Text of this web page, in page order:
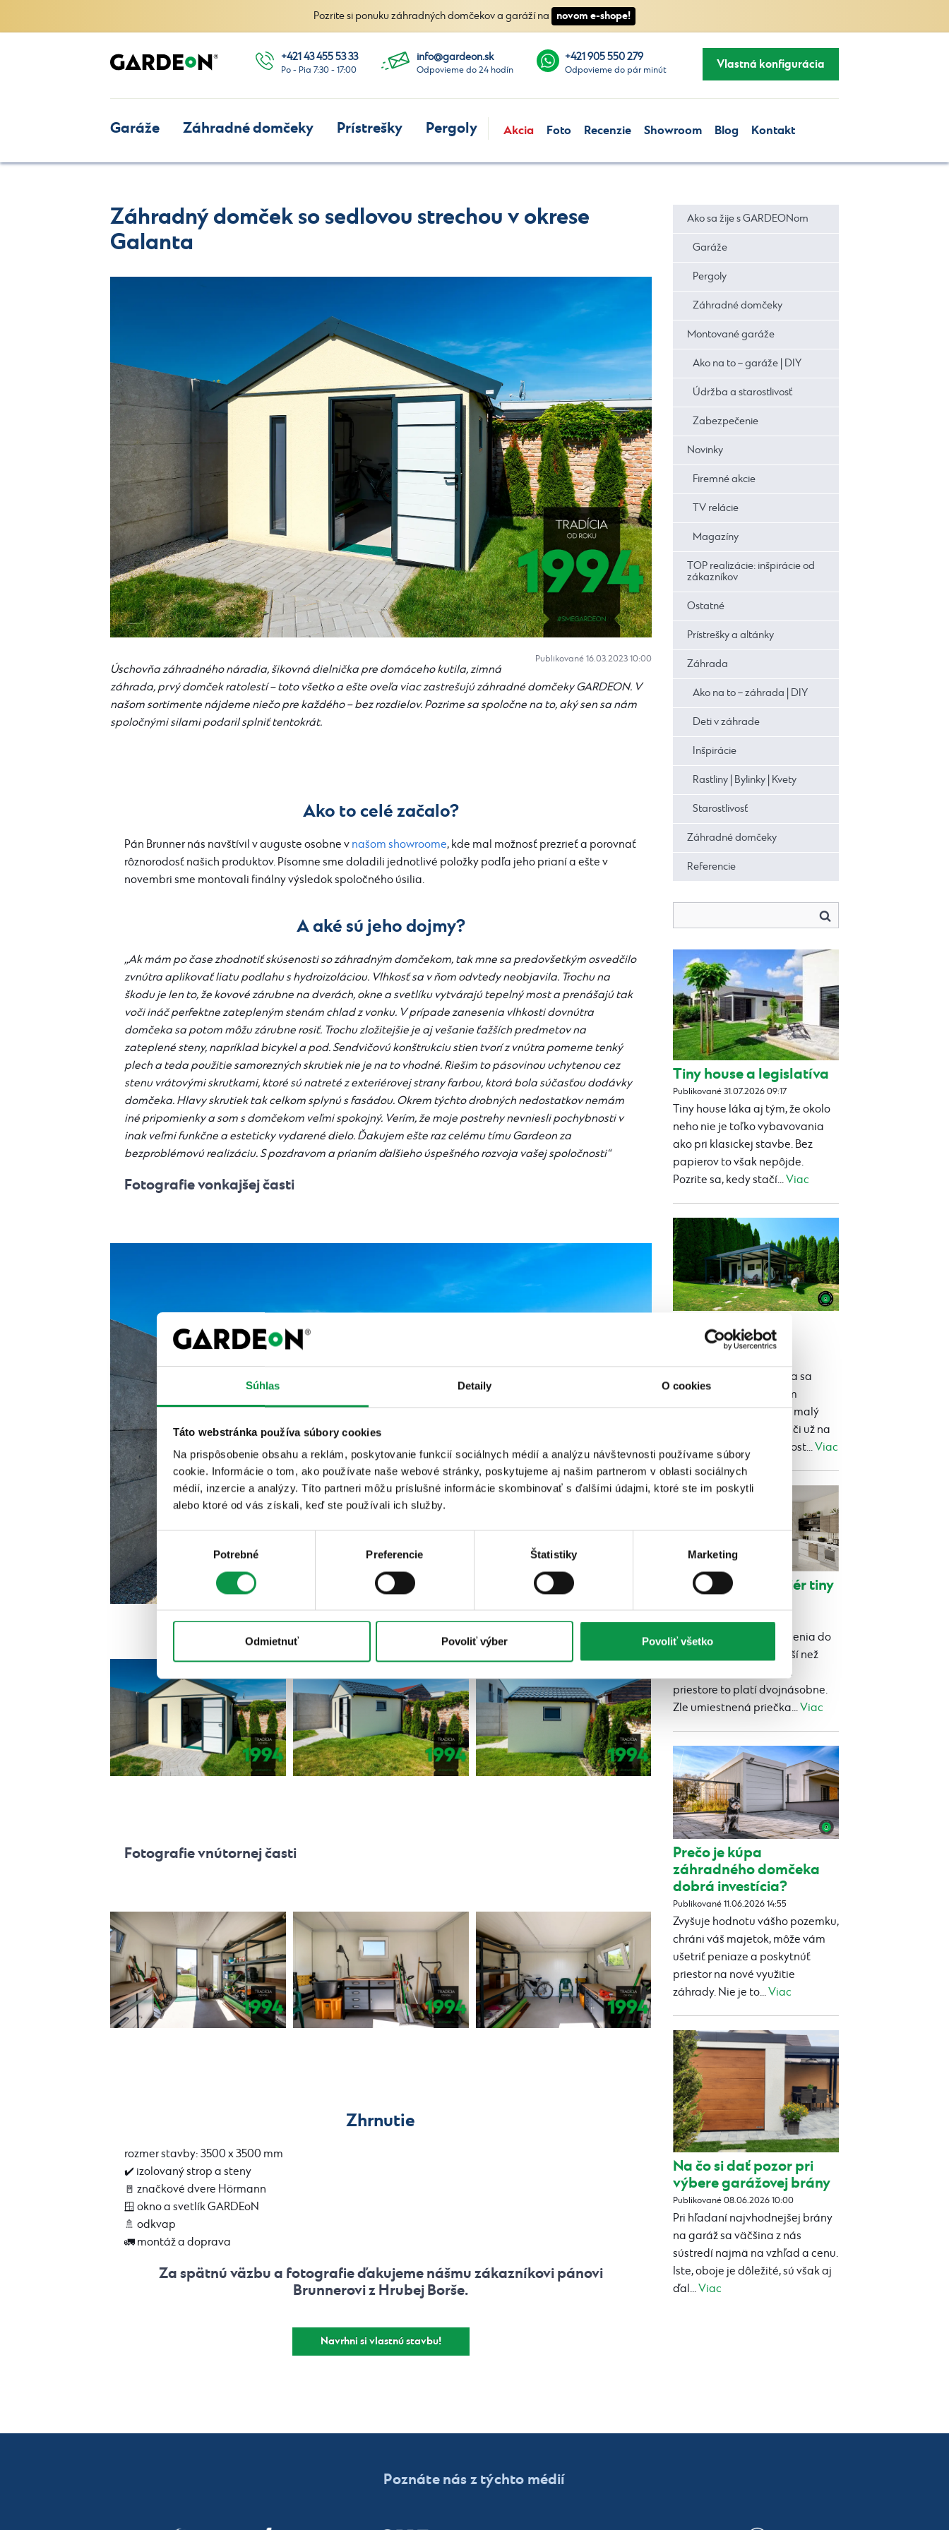
Súhlas Detaily O cookies
Táto webstránka používa súbory cookies
Na prispôsobenie obsahu a reklám, poskytovanie funkcií sociálnych médií a analýzu návštevnosti používame súbory
cookie. Informácie o tom, ako používate naše webové stránky, poskytujeme aj našim partnerom v oblasti sociálnych
médií, inzercie a analýzy. Títo partneri môžu príslušné informácie skombinovať s ďalšími údajmi, ktoré ste im poskytli
alebo ktoré od vás získali, keď ste používali ich služby.
súhlasu
Potrebné Preferencie Štatistiky Marketing
Odmietnuť Povoliť výber Povoliť všetko
Pozrite si ponuku záhradných domčekov a garáží na novom e-shope!
Vlastná konfigurácia
+421 43 455 53 33
Po - Pia 7:30 - 17:00
info@gardeon.sk
Odpovieme do 24 hodín
+421 905 550 279
Odpovieme do pár minút
Garáže Záhradné domčeky Prístrešky Pergoly Akcia Foto Recenzie Showroom Blog Kontakt
Záhradný domček so sedlovou strechou v okrese
Galanta
Publikované 16.03.2023 10:00
Úschovňa záhradného náradia, šikovná dielnička pre domáceho kutila, zimná
záhrada, prvý domček ratolestí – toto všetko a ešte oveľa viac zastrešujú záhradné domčeky GARDEON. V
našom sortimente nájdeme niečo pre každého – bez rozdielov. Pozrime sa spoločne na to, aký sen sa nám
spoločnými silami podaril splniť tentokrát.
Ako to celé začalo?
Pán Brunner nás navštívil v auguste osobne v našom showroome, kde mal možnosť prezrieť a porovnať
rôznorodosť našich produktov. Písomne sme doladili jednotlivé položky podľa jeho prianí a ešte v
novembri sme montovali finálny výsledok spoločného úsilia.
A aké sú jeho dojmy?
,,Ak mám po čase zhodnotiť skúsenosti so záhradným domčekom, tak mne sa predovšetkým osvedčilo
zvnútra aplikovať liatu podlahu s hydroizoláciou. Vlhkosť sa v ňom odvtedy neobjavila. Trochu na
škodu je len to, že kovové zárubne na dverách, okne a svetlíku vytvárajú tepelný most a prenášajú tak
voči ináč perfektne zatepleným stenám chlad z vonku. V prípade zanesenia vlhkosti dovnútra
domčeka sa potom môžu zárubne rosiť. Trochu zložitejšie je aj vešanie ťažších predmetov na
zateplené steny, napríklad bicykel a pod. Sendvičovú konštrukciu stien tvorí z vnútra pomerne tenký
plech a teda použitie samorezných skrutiek nie je na to vhodné. Riešim to pásovinou uchytenou cez
stenu vrátovými skrutkami, ktoré sú natreté z exteriérovej strany farbou, ktorá bola súčasťou dodávky
domčeka. Hlavy skrutiek tak celkom splynú s fasádou. Okrem týchto drobných nedostatkov nemám
iné pripomienky a som s domčekom veľmi spokojný. Verím, že moje postrehy nevniesli pochybnosti v
inak veľmi funkčne a esteticky vydarené dielo. Ďakujem ešte raz celému tímu Gardeon za
bezproblémovú realizáciu. S pozdravom a prianím ďalšieho úspešného rozvoja vašej spoločnosti“
Fotografie vonkajšej časti
Fotografie vnútornej časti
Zhrnutie
rozmer stavby: 3500 x 3500 mm
✔️ izolovaný strop a steny
🚪 značkové dvere Hörmann
🪟 okno a svetlík GARDEoN
🚿 odkvap
🚛 montáž a doprava
Za spätnú väzbu a fotografie ďakujeme nášmu zákazníkovi pánovi
Brunnerovi z Hrubej Borše.
Navrhni si vlastnú stavbu!
Ako sa žije s GARDEONom
Garáže
Pergoly
Záhradné domčeky
Montované garáže
Ako na to – garáže | DIY
Údržba a starostlivosť
Zabezpečenie
Novinky
Firemné akcie
TV relácie
Magazíny
TOP realizácie: inšpirácie od
zákazníkov
Ostatné
Prístrešky a altánky
Záhrada
Ako na to – záhrada | DIY
Deti v záhrade
Inšpirácie
Rastliny | Bylinky | Kvety
Starostlivosť
Záhradné domčeky
Referencie
Tiny house a legislatíva
Publikované 31.07.2026 09:17
Tiny house láka aj tým, že okolo
neho nie je toľko vybavovania
ako pri klasickej stavbe. Bez
papierov to však nepôjde.
Pozrite sa, kedy stačí...Viac
Tiny house či
maringotka
Tiny house a maringotka sa
často spomínajú jedným
dychom. Oba ponúkajú malý
vlastný priestor navyše, či už na
rekreáciu, ubytovanie host...Viac
Ako zariadiť interiér tiny
Publikované 24.07.2026 12:52
Výber správneho zariadenia do
domčeka je podstatnejší než
jeho rozmery a v malom
priestore to platí dvojnásobne.
Zle umiestnená priečka...Viac
Prečo je kúpa
záhradného domčeka
dobrá investícia?
Publikované 11.06.2026 14:55
Zvyšuje hodnotu vášho pozemku,
chráni váš majetok, môže vám
ušetriť peniaze a poskytnúť
priestor na nové využitie
záhrady. Nie je to...Viac
Na čo si dať pozor pri
výbere garážovej brány
Publikované 08.06.2026 10:00
Pri hľadaní najvhodnejšej brány
na garáž sa väčšina z nás
sústredí najmä na vzhľad a cenu.
Iste, oboje je dôležité, sú však aj
ďal...Viac
Poznáte nás z týchto médií